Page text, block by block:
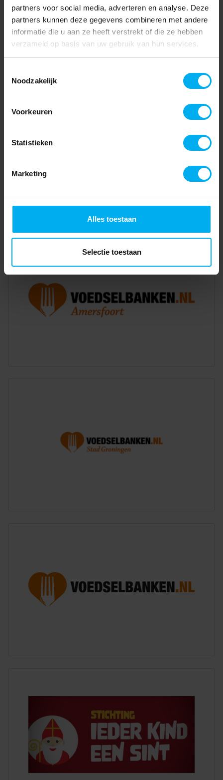
partners voor social media, adverteren en analyse. Deze
partners kunnen deze gegevens combineren met andere
informatie die u aan ze heeft verstrekt of die ze hebben
verzameld op basis van uw gebruik van hun services.
Noodzakelijk
Voorkeuren
Statistieken
Marketing
Alles toestaan
Selectie toestaan